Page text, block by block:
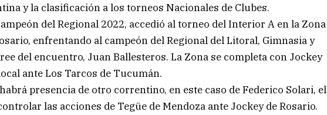
y la clasificación a los torneos Nacionales de Clubes.
del Regional 2022, accedió al torneo del Interior A en la Zona
enfrentando al campeón del Regional del Litoral, Gimnasia y
del encuentro, Juan Ballesteros. La Zona se completa con Jockey
ante Los Tarcos de Tucumán.
presencia de otro correntino, en este caso de Federico Solari, el
las acciones de Tegüe de Mendoza ante Jockey de Rosario.